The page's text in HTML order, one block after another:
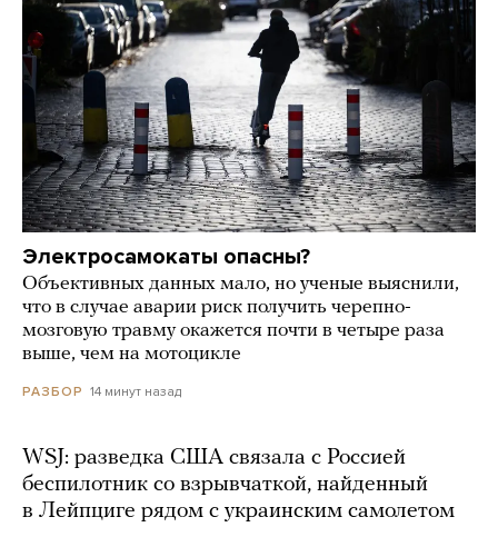
Электросамокаты опасны?
Объективных данных мало, но ученые выяснили,
что в случае аварии риск получить черепно-
мозговую травму окажется почти в четыре раза
выше, чем на мотоцикле
РАЗБОР 14 минут назад
WSJ: разведка США связала с Россией
беспилотник со взрывчаткой, найденный
в Лейпциге рядом с украинским самолетом